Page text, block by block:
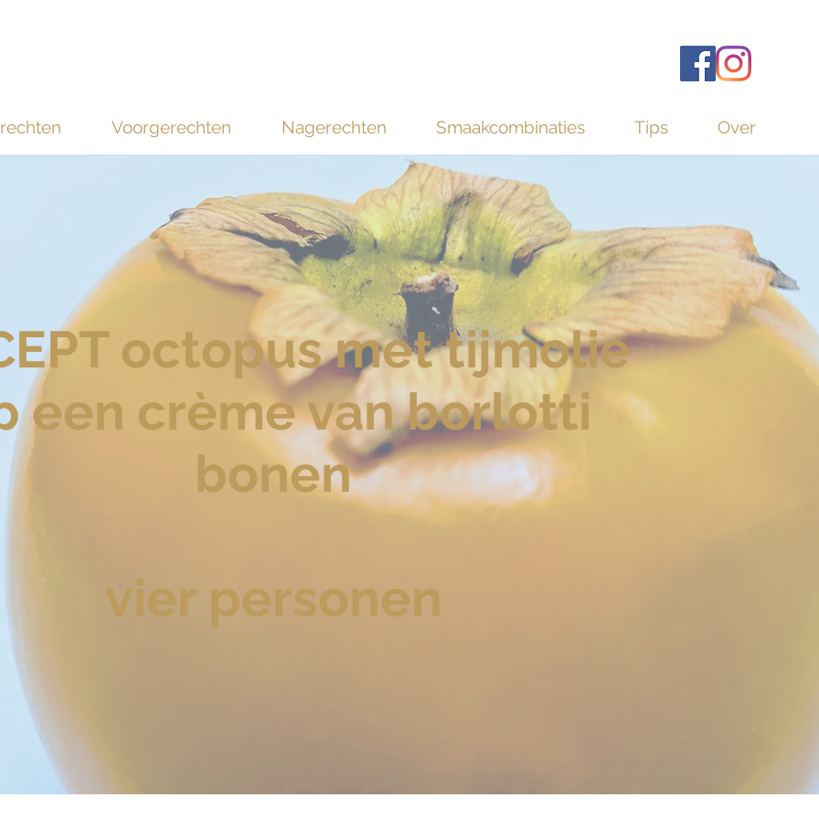
Voorgerechten Nagerechten Smaakcombinaties Tips Over
octopus met tijmolie
een crème van borlotti
bonen
vier personen